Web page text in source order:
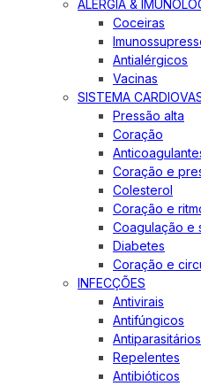
ALERGIA &
Coceiras
Antialérgicos
Vacinas
SISTEMA
Pressão alta
Coração
Coração e
Colesterol
Coração e
Coagulação e
Diabetes
Coração e
INFECÇÕES
Antivirais
Antifúngicos
Antiparasitários
Repelentes
Antibióticos